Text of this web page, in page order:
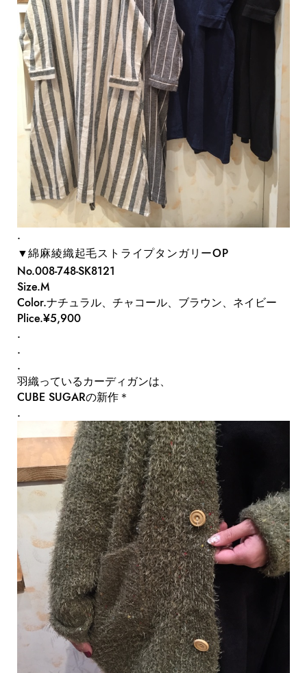
.
▼綿麻綾織起毛ストライプタンガリーOP
No.008-748-SK8121
Size.M
Color.ナチュラル、チャコール、ブラウン、ネイビー
Plice.¥5,900
.
.
.
羽織っているカーディガンは、
CUBE SUGARの新作＊
.